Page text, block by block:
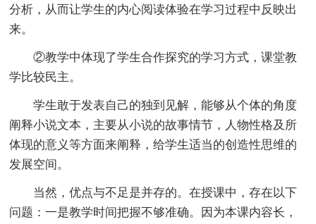
分析，从而让学生的内心阅读体验在学习过程中反映出
来。
②教学中体现了学生合作探究的学习方式，课堂教
学比较民主。
学生敢于发表自己的独到见解，能够从个体的角度
阐释小说文本，主要从小说的故事情节，人物性格及所
体现的意义等方面来阐释，给学生适当的创造性思维的
发展空间。
当然，优点与不足是并存的。在授课中，存在以下
问题：一是教学时间把握不够准确。因为本课内容长，